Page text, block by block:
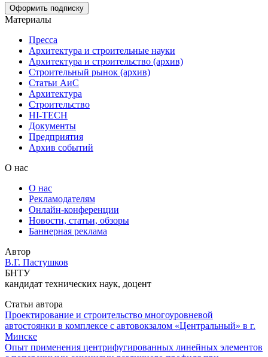
Материалы
Пресса
Архитектура и строительные науки
Архитектура и строительство (архив)
Строительный рынок (архив)
Статьи АиС
Архитектура
Строительство
HI-TECH
Документы
Предприятия
Архив событий
О нас
О нас
Рекламодателям
Онлайн-конференции
Новости, статьи, обзоры
Баннерная реклама
Автор
В.Г. Пастушков
БНТУ
кандидат технических наук, доцент
Статьи автора
Проектирование и строительство многоуровневой
автостоянки в комплексе с автовокзалом «Центральный» в г.
Минске
Опыт применения центрифугированных линейных элементов